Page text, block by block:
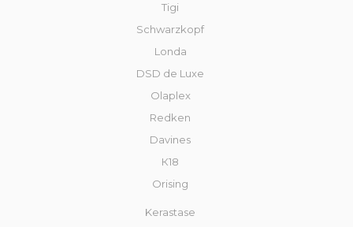
Tigi
Schwarzkopf
Londa
DSD de Luxe
Olaplex
Redken
Davines
К18
Orising
Kerastase